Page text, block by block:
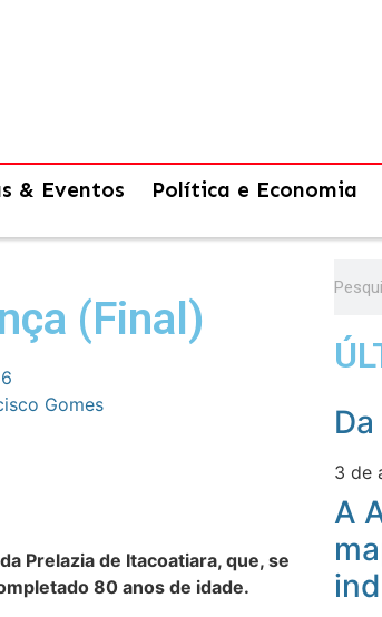
& Eventos Política e Economia
(Final)
Gomes
Prelazia de Itacoatiara, que, se
80 anos de idade.
3 de
A